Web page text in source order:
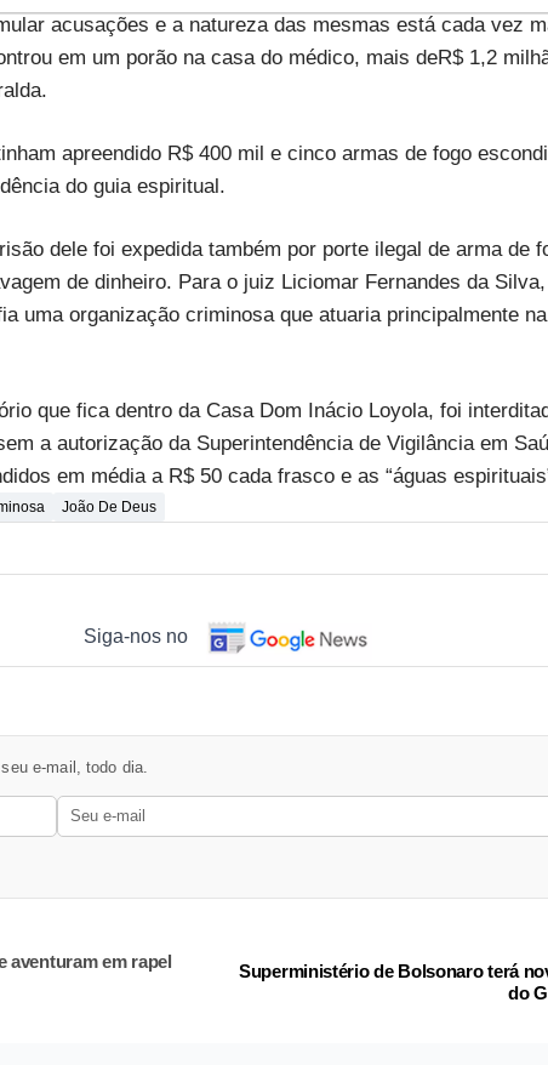
acusações e a natureza das mesmas está cada vez
em um porão na casa do médico, mais deR$ 1,2
apreendido R$ 400 mil e cinco armas de fogo
do guia espiritual.
dele foi expedida também por porte ilegal de arma de
de dinheiro. Para o juiz Liciomar Fernandes da
uma organização criminosa que atuaria principalmente
que fica dentro da Casa Dom Inácio Loyola, foi
a autorização da Superintendência de Vigilância em
em média a R$ 50 cada frasco e as “águas
João De Deus
Siga-nos no
e-mail, todo dia.
aventuram em rapel
Superministério de Bolsonaro terá
do